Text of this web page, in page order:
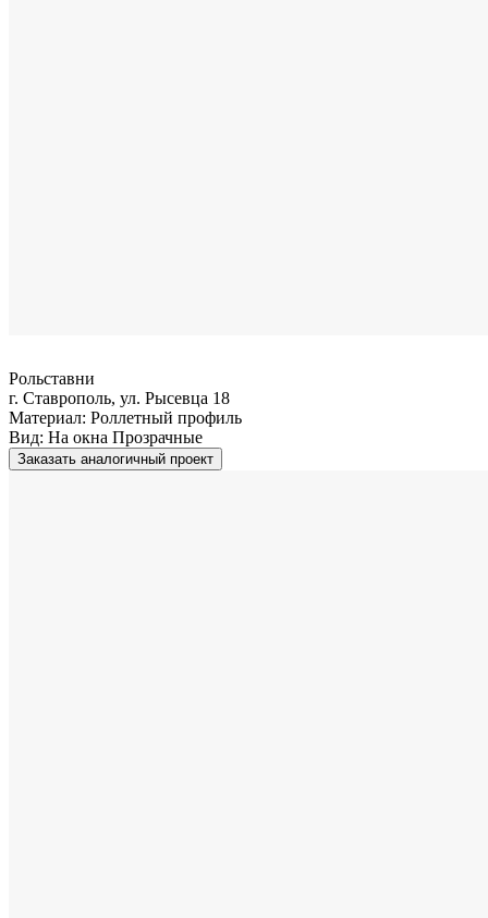
Рольставни
г. Ставрополь, ул. Рысевца 18
Материал: Роллетный профиль
Вид: На окна Прозрачные
Заказать аналогичный проект